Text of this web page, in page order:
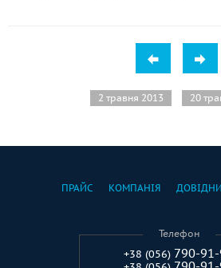
2 травня 2013 20
ПРАЙС КОМПАНІЯ
Телефон
+38 (056) 790-